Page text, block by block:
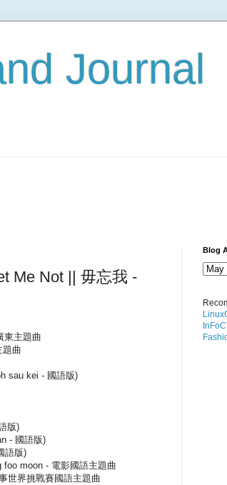
Journal
Me Not || 毋忘我 -
東主題曲
題曲
sau kei - 國語版)
版)
- 國語版)
語版)
moon - 電影國語主題曲
世界挑戰賽國語主題曲
Blog